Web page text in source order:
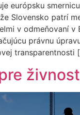
európsku
Slovensko patrí
v odmeňovaní v
právnu
transparentnosti